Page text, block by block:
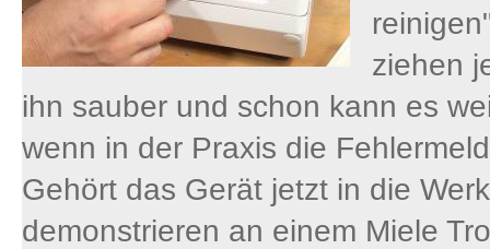
ziehen
ihn sauber und schon kann es
wenn in der Praxis die
Gehört das Gerät jetzt in die
demonstrieren an einem Miele